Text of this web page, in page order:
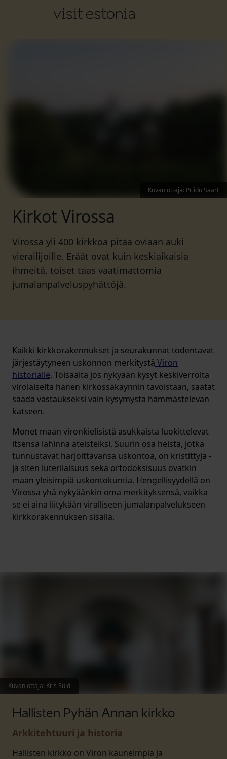
Kuvan ottaja: Priidu Saart
Kirkot Virossa
Virossa yli 400 kirkkoa pitää oviaan auki
vierailijoille. Eräät ovat kuin keskiaikaisia
ihmeitä, toiset taas vaatimattomia
jumalanpalveluspyhättöjä.
Kaikki kirkkorakennukset ja seurakunnat todentavat
järjestäytyneen uskonnon merkitystä Viron
historialle. Toisaalta jos nykyään kysyt keskiverrolta
virolaiselta hänen kirkossakäynnin tavoistaan, saatat
saada vastaukseksi vain kysymystä hämmästelevän
katseen.
Monet maan vironkielisistä asukkaista luokittelevat
itsensä lähinnä ateisteiksi. Suurin osa heistä, jotka
tunnustavat harjoittavansa uskontoa, on kristittyjä -
ja siten luterilaisuus sekä ortodoksisuus ovatkin
maan yleisimpiä uskontokuntia. Hengellisyydellä on
Virossa yhä nykyäänkin oma merkityksensä, vaikka
se ei aina liitykään viralliseen jumalanpalvelukseen
kirkkorakennuksen sisällä.
Kuvan ottaja: Kris Süld
Hallisten Pyhän Annan kirkko
Arkkitehtuuri ja historia
Hallisten kirkko on Viron kauneimpia ja